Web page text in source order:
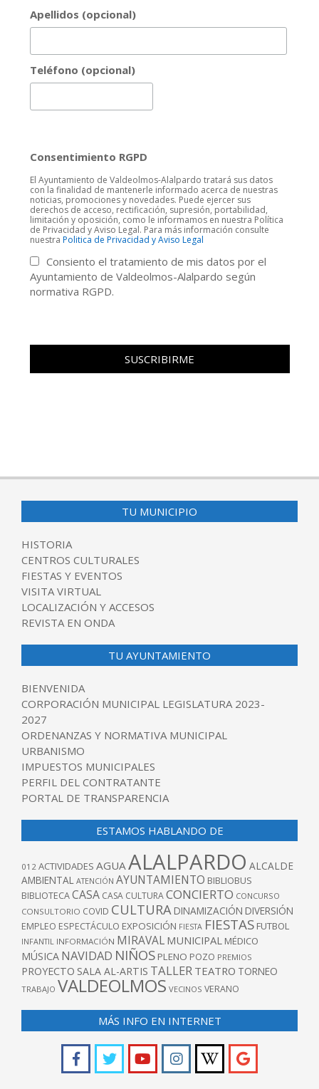
Apellidos (opcional)
Teléfono (opcional)
Consentimiento RGPD
El Ayuntamiento de Valdeolmos-Alalpardo tratará sus datos
con la finalidad de mantenerle informado acerca de nuestras
noticias, promociones y novedades. Puede ejercer sus
derechos de acceso, rectificación, supresión, portabilidad,
limitación y oposición, como le informamos en nuestra Política
de Privacidad y Aviso Legal. Para más información consulte
nuestra Politica de Privacidad y Aviso Legal
Consiento el tratamiento de mis datos por el
Ayuntamiento de Valdeolmos-Alalpardo según
normativa RGPD.
TU MUNICIPIO
HISTORIA
CENTROS CULTURALES
FIESTAS Y EVENTOS
VISITA VIRTUAL
LOCALIZACIÓN Y ACCESOS
REVISTA EN ONDA
TU AYUNTAMIENTO
BIENVENIDA
CORPORACIÓN MUNICIPAL LEGISLATURA 2023-
2027
ORDENANZAS Y NORMATIVA MUNICIPAL
URBANISMO
IMPUESTOS MUNICIPALES
PERFIL DEL CONTRATANTE
PORTAL DE TRANSPARENCIA
ESTAMOS HABLANDO DE
012 ACTIVIDADES AGUA ALALPARDO ALCALDE
AMBIENTAL ATENCIÓN AYUNTAMIENTO BIBLIOBUS
BIBLIOTECACASA CASA CULTURACONCIERTO CONCURSO
CONSULTORIO COVID CULTURA DINAMIZACIÓN DIVERSIÓN
EMPLEO ESPECTÁCULO EXPOSICIÓN FIESTA FIESTAS FUTBOL
INFANTIL INFORMACIÓN MIRAVAL MUNICIPAL MÉDICO
MÚSICA NAVIDAD NIÑOS PLENO POZO PREMIOS
PROYECTO SALA AL-ARTIS TALLER TEATRO TORNEO
TRABAJO VALDEOLMOS VECINOS VERANO
MÁS INFO EN INTERNET